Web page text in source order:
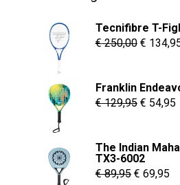
Tecnifibre T-
€250,00
€ 250,00.
€
Franklin
€129,95
€ 129,95.
€ 54,95
The Indian
TX3-6002
€89,95 € 69,95